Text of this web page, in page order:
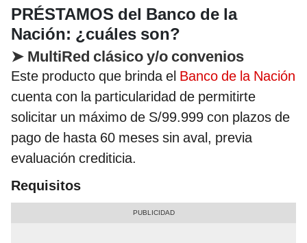
PRÉSTAMOS del Banco de la
Nación: ¿cuáles son?
➤ MultiRed clásico y/o convenios
Este producto que brinda el Banco de la Nación
cuenta con la particularidad de permitirte
solicitar un máximo de S/99.999 con plazos de
pago de hasta 60 meses sin aval, previa
evaluación crediticia.
Requisitos